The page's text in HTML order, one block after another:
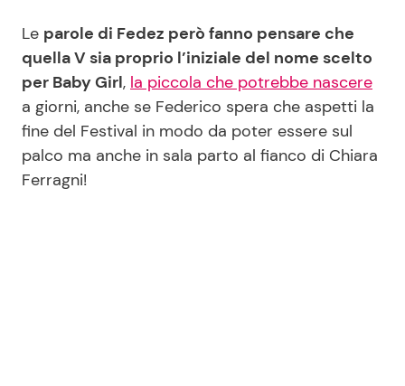
Le parole di Fedez però fanno pensare che
quella V sia proprio l’iniziale del nome scelto
per Baby Girl, la piccola che potrebbe nascere
a giorni, anche se Federico spera che aspetti la
fine del Festival in modo da poter essere sul
palco ma anche in sala parto al fianco di Chiara
Ferragni!